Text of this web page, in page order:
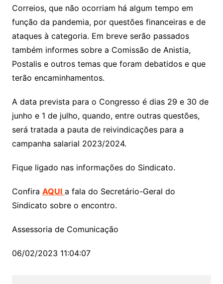
Correios, que não ocorriam há algum tempo em
função da pandemia, por questões financeiras e de
ataques à categoria. Em breve serão passados
também informes sobre a Comissão de Anistia,
Postalis e outros temas que foram debatidos e que
terão encaminhamentos.
A data prevista para o Congresso é dias 29 e 30 de
junho e 1 de julho, quando, entre outras questões,
será tratada a pauta de reivindicações para a
campanha salarial 2023/2024.
Fique ligado nas informações do Sindicato.
Confira AQUI a fala do Secretário-Geral do
Sindicato sobre o encontro.
Assessoria de Comunicação
06/02/2023 11:04:07